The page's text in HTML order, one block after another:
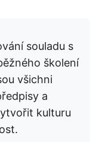
souladu s
školení
všichni
a
kulturu